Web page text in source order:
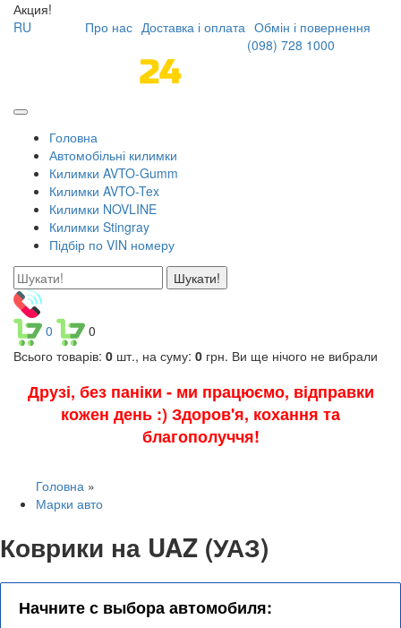
Акция!
RU
Про нас Доставка і оплата Обмін і повернення
(098) 728 1000
Головна
Автомобільні килимки
Килимки AVTO-Gumm
Килимки AVTO-Tex
Килимки NOVLINE
Килимки Stingray
Підбір по VIN номеру
Шукати!
0
0
Всього товарів: 0 шт., на суму: 0 грн. Ви ще нічого не вибрали
Друзі, без паніки - ми працюємо, відправки
кожен день :) Здоров'я, кохання та
благополуччя!
Головна »
Марки авто
Коврики на UAZ (УАЗ)
Начните с выбора автомобиля: